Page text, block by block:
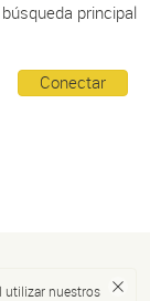
principal
Conectar
utilizar nuestros